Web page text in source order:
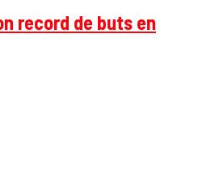
record de buts en